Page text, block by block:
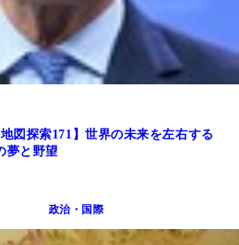
図探索171】世界の未来を左右する
夢と野望
政治・国際